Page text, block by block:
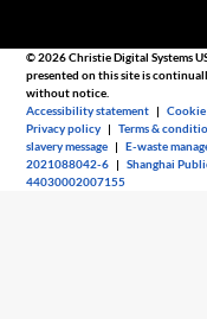
© 2026 Christie Digital Systems
presented on this site is
without notice.
Accessibility statement |
Privacy policy |Terms &
slavery message |E-waste
2021088042-6 |Shanghai
44030002007155